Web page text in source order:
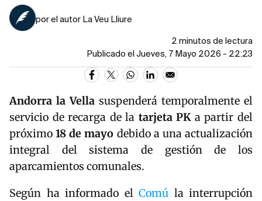
por el autor La Veu Lliure
2 minutos de lectura
Publicado el Jueves, 7 Mayo 2026 - 22:23
Andorra la Vella suspenderá temporalmente el
servicio de recarga de la tarjeta PK a partir del
próximo 18 de mayo debido a una actualización
integral del sistema de gestión de los
aparcamientos comunales.
Según ha informado el Comú la interrupción